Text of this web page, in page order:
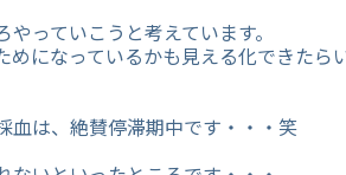
っていこうと考えています。
になっているかも見える化できたら
血は、絶賛停滞期中です・・・笑